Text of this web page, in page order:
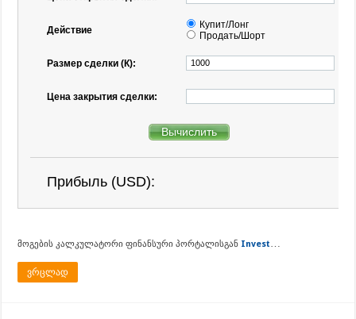
მოგების კალკულატორი ფინანსური პორტალისგან Invest…
ვრცლად